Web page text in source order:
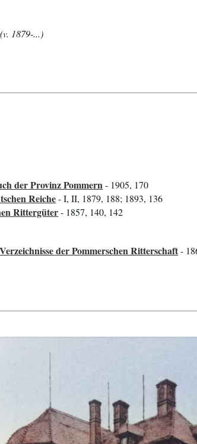
1879-...)
der Provinz Pommern- 1905, 170
Reiche- I, II, 1879, 188; 1893, 136
Rittergüter- 1857, 140, 142
der Pommerschen Ritterschaft-